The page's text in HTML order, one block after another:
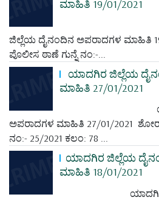
ಮಾಹಿತಿ 19/01/2021
ಜಿಲ್ಲೆಯ ದೈನಂದಿನ ಅಪರಾದಗಳ ಮಾಹಿತಿ
ಪೊಲೀಸ ಠಾಣೆ ಗುನ್ನೆ ನಂ:-...
ಯಾದಗಿರ ಜಿಲ್ಲೆಯ
ಮಾಹಿತಿ 27/01/2021
ಯಾದಗಿರ
ಅಪರಾದಗಳ ಮಾಹಿತಿ 27/01/2021
ನಂ:- 25/2021 ಕಲಂ: 78 ...
ಯಾದಗಿರ ಜಿಲ್ಲೆಯ
ಮಾಹಿತಿ 18/01/2021
ಯಾದಗಿರ